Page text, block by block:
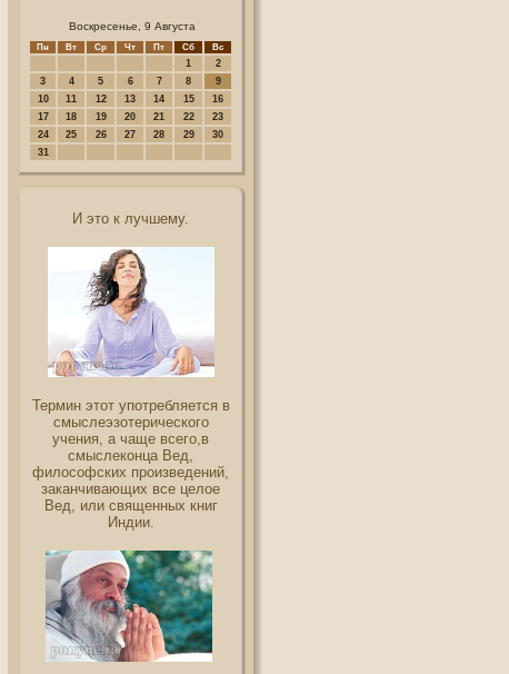
Воскресенье, 9 Августа
Пн Вт Ср Чт Пт Сб Вс
1
2
3
4 5 6 7 8
9
10
11 12 13 14 15
16
17
18 19 20 21 22
23
24
25 26 27 28 29
30
31
И это к лучшему.
Термин этот употребляется в
смыслеэзотерического
учения, а чаще всего,в
смыслеконца Вед,
философских произведений,
заканчивающих все целое
Вед, или священных книг
Индии.